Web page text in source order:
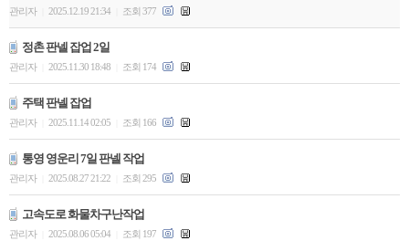
관리자 2025.12.19 21:34 조회 377
정촌 판넬 잡업 2일
관리자 2025.11.30 18:48 조회 174
주택 판넬 잡업
관리자 2025.11.14 02:05 조회 166
통영 영운리 7일 판넬 작업
관리자 2025.08.27 21:22 조회 295
고속도로 화물차구난작업
관리자 2025.08.06 05:04 조회 197